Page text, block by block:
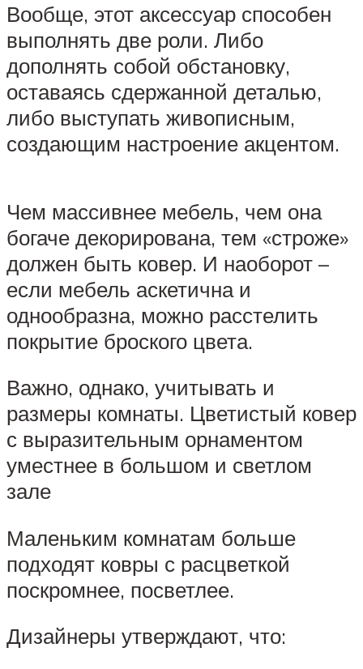
Вообще, этот аксессуар способен
выполнять две роли. Либо
дополнять собой обстановку,
оставаясь сдержанной деталью,
либо выступать живописным,
создающим настроение акцентом.
Чем массивнее мебель, чем она
богаче декорирована, тем «строже»
должен быть ковер. И наоборот –
если мебель аскетична и
однообразна, можно расстелить
покрытие броского цвета.
Важно, однако, учитывать и
размеры комнаты. Цветистый ковер
с выразительным орнаментом
уместнее в большом и светлом
зале
Маленьким комнатам больше
подходят ковры с расцветкой
поскромнее, посветлее.
Дизайнеры утверждают, что: